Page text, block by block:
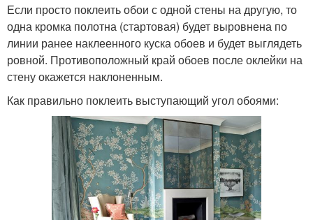
Если просто поклеить обои с одной стены на другую, то
одна кромка полотна (стартовая) будет выровнена по
линии ранее наклеенного куска обоев и будет выглядеть
ровной. Противоположный край обоев после оклейки на
стену окажется наклоненным.
Как правильно поклеить выступающий угол обоями: